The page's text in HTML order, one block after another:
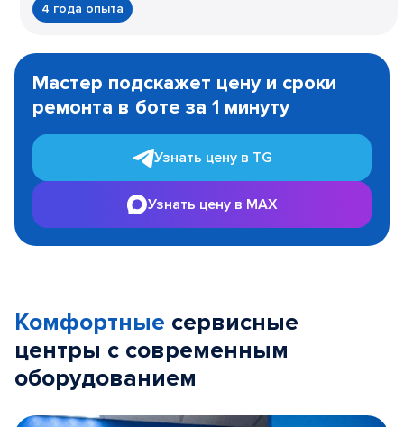
4 года опыта
1
Мастер подскажет цену и сроки
ремонта в боте за 1 минуту
Узнать цену в TG
Узнать цену в MAX
Комфортные сервисные
центры с современным
оборудованием